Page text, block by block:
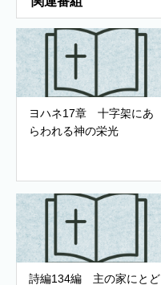
ヨハネ17章 十字架にあ
らわれる神の栄光
詩編134編 主の家にとど